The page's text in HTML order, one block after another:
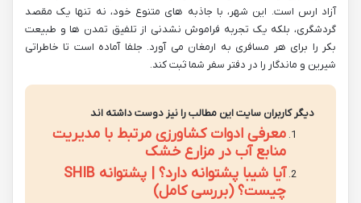
آزاد ارس است. این شهر، با جاذبه های متنوع خود، نه تنها یک مقصد
گردشگری، بلکه یک تجربه فراموش نشدنی از تلفیق تمدن ها و طبیعت
بکر را برای هر مسافری به ارمغان می آورد. جلفا آماده است تا خاطراتی
شیرین و ماندگار را در دفتر سفر شما ثبت کند.
دیگر کاربران سایت این مطالب را نیز دوست داشته اند
معرفی ادوات کشاورزی مرتبط با مدیریت
منابع آب در مزارع خشک
آیا شیبا پشتوانه دارد؟ | پشتوانه SHIB
چیست؟ (بررسی کامل)